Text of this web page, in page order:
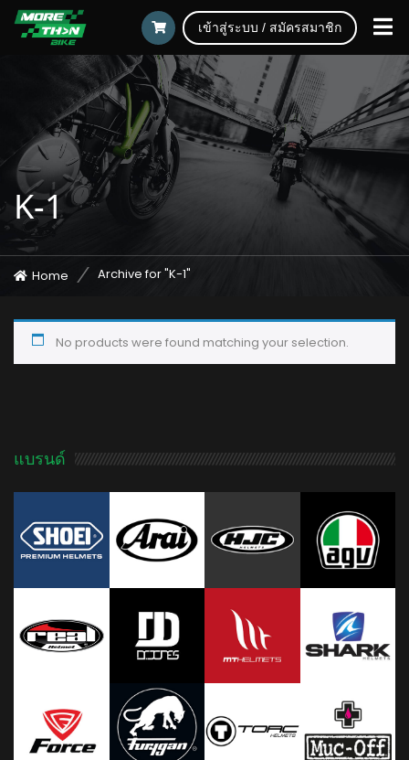
เข้าสู่ระบบ / สมัครสมาชิก
K-1
Home Archive for "K-1"
No products were found matching your selection.
แบรนด์